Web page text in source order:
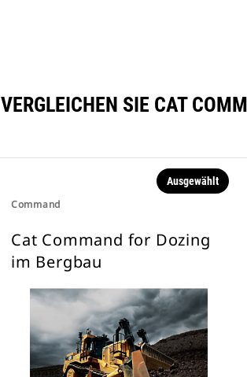
VERGLEICHEN SIE CAT
Command
Ausgewählt
Cat Command for Dozing
im Bergbau